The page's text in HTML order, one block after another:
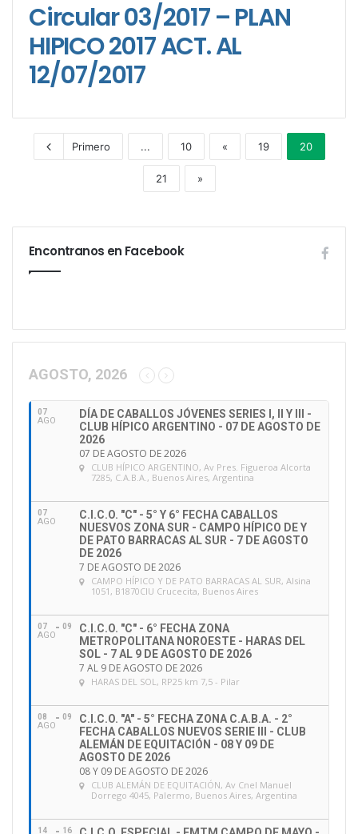
Circular 03/2017 – PLAN
HIPICO 2017 ACT. AL
12/07/2017
Primero ... 10 « 19 20
21 »
Encontranos en Facebook
AGOSTO, 2026
07
AGO
DÍA DE CABALLOS JÓVENES SERIES I, II Y III -
CLUB HÍPICO ARGENTINO - 07 DE AGOSTO DE
2026
07 DE AGOSTO DE 2026
CLUB HÍPICO ARGENTINO, Av Pres. Figueroa Alcorta
7285, C.A.B.A., Buenos Aires, Argentina
07
AGO
C.I.C.O. "C" - 5° Y 6° FECHA CABALLOS
NUESVOS ZONA SUR - CAMPO HÍPICO DE Y
DE PATO BARRACAS AL SUR - 7 DE AGOSTO
DE 2026
7 DE AGOSTO DE 2026
CAMPO HÍPICO Y DE PATO BARRACAS AL SUR, Alsina
1051, B1870CIU Crucecita, Buenos Aires
07
AGO
09
C.I.C.O. "C" - 6° FECHA ZONA
METROPOLITANA NOROESTE - HARAS DEL
SOL - 7 AL 9 DE AGOSTO DE 2026
7 AL 9 DE AGOSTO DE 2026
HARAS DEL SOL, RP25 km 7,5 - Pilar
08
AGO
09
C.I.C.O. "A" - 5° FECHA ZONA C.A.B.A. - 2°
FECHA CABALLOS NUEVOS SERIE III - CLUB
ALEMÁN DE EQUITACIÓN - 08 Y 09 DE
AGOSTO DE 2026
08 Y 09 DE AGOSTO DE 2026
CLUB ALEMÁN DE EQUITACIÓN, Av Cnel Manuel
Dorrego 4045, Palermo, Buenos Aires, Argentina
14 16